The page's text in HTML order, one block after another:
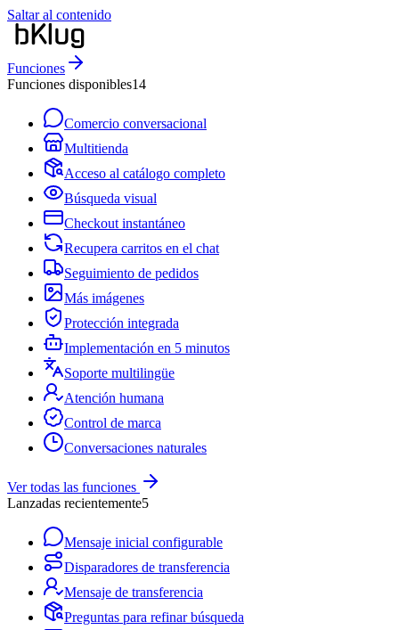
Saltar al contenido
Funciones
Funciones disponibles14
Comercio conversacional
Multitienda
Acceso al catálogo completo
Búsqueda visual
Checkout instantáneo
Recupera carritos en el chat
Seguimiento de pedidos
Más imágenes
Protección integrada
Implementación en 5 minutos
Soporte multilingüe
Atención humana
Control de marca
Conversaciones naturales
Ver todas las funciones
Lanzadas recientemente5
Mensaje inicial configurable
Disparadores de transferencia
Mensaje de transferencia
Preguntas para refinar búsqueda